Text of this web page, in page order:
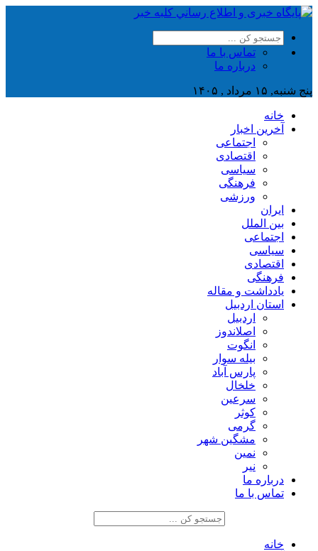
تماس با ما
درباره ما
پنج شنبه, ۱۵ مرداد , ۱۴۰۵
خانه
آخرین اخبار
اجتماعی
اقتصادی
سیاسی
فرهنگی
ورزشی
ایران
بین الملل
اجتماعی
سیاسی
اقتصادی
فرهنگی
یادداشت و مقاله
استان اردبیل
اردبیل
اصلاندوز
انگوت
بیله سوار
پارس آباد
خلخال
سرعین
کوثر
گرمی
مشگین شهر
نمین
نیر
درباره ما
تماس با ما
خانه